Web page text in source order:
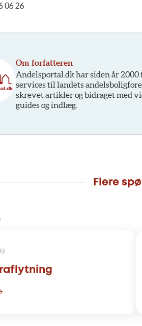
06 26
Om forfatteren
Andelsportal.dk har siden år
services til landets
skrevet artikler og bidraget med
guides og indlæg.
Flere